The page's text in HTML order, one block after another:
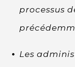
processus
Les